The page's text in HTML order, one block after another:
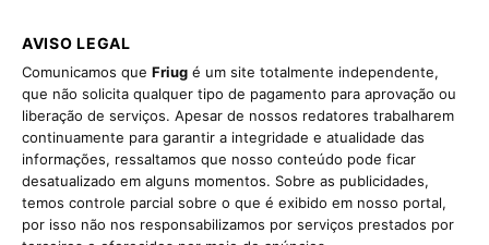
AVISO LEGAL
Comunicamos que Friug é um site totalmente independente,
que não solicita qualquer tipo de pagamento para aprovação ou
liberação de serviços. Apesar de nossos redatores trabalharem
continuamente para garantir a integridade e atualidade das
informações, ressaltamos que nosso conteúdo pode ficar
desatualizado em alguns momentos. Sobre as publicidades,
temos controle parcial sobre o que é exibido em nosso portal,
por isso não nos responsabilizamos por serviços prestados por